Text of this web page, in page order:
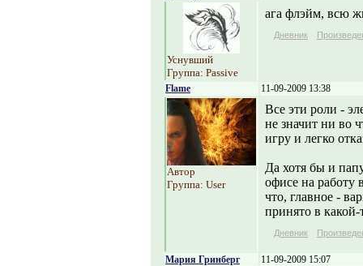
Уснувший
Группа: Passive
ага флэйм, всю
Дневник
Flame 11-09-2009 13:38
Автор
Группа: User
Все эти роли -
не значит ни во
игру и легко
Да хотя бы и
офисе на работу
что, главное -
принято в
Дневник
Мария Гринберг 11-09-2009 15:07